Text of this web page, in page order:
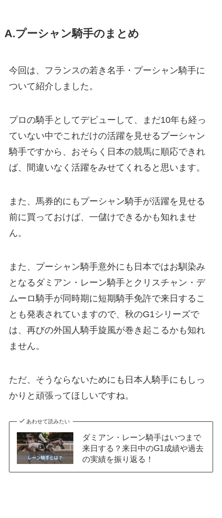
A.プーシャン騎手の まとめ
今回は、フランスの若き名手・プーシャン騎手に
ついて紹介しました。
プロの騎手としてデビューして、まだ10年も経っ
ていない中でこれだけの活躍を見せるプーシャン
騎手ですから、おそらく日本の競馬に順応できれ
ば、間違いなく活躍をみせてくれると思います。
また、馬券的にもプーシャン騎手が活躍を見せる
前に買っておけば、一儲けできるかも知れませ
ん。
また、プーシャン騎手意外にも日本ではお馴染み
となるダミアン・レーン騎手とクリスチャン・デ
ムーロ騎手が同時期に短期騎手免許で来日するこ
とも発表されていますので、秋のG1シリーズで
は、再びの外国人騎手旋風が巻き起こるかも知れ
ません。
ただ、そうならないためにも日本人騎手にもしっ
かりと頑張ってほしいですね。
あわせて読みたい
ダミアン・レーン騎手はいつまで
来日する？来日中のG1成績や過去
の実績を振り返る！